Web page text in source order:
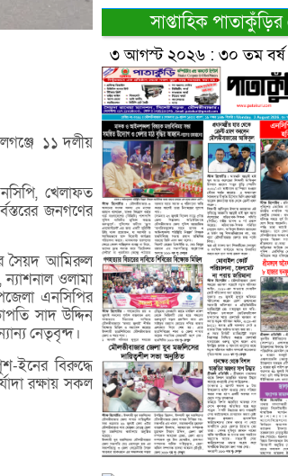
১১ দলীয়
খেলাফত
জনগণের
সৈয়দ আমিরুল
ওলামা
এনসিপির
সাদ উদ্দিন
নেতৃবৃন্দ।
ইনের বিরুদ্ধে
রক্ষায় সকল
সাপ্তাহিক
৩ আগস্ট ২০২৬ : ৩০ তম বর্ষ